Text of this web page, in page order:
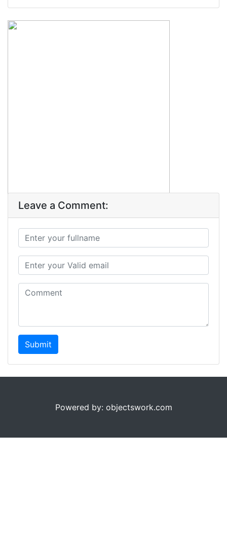
Leave a Comment:
Submit
Powered by: objectswork.com